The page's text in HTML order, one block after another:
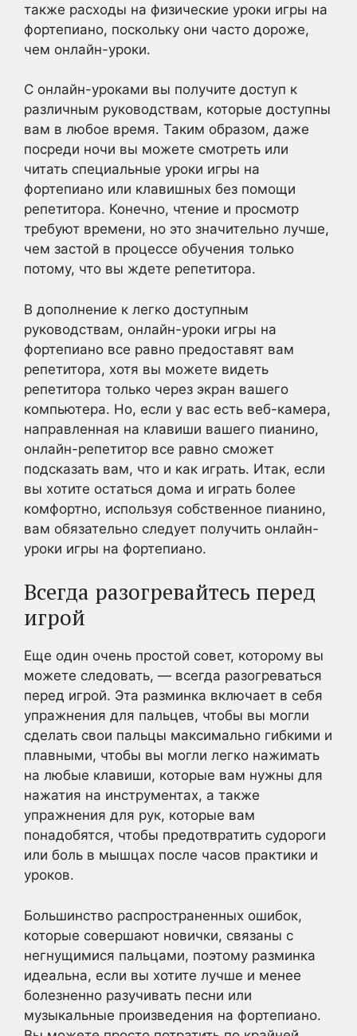
также расходы на физические уроки игры на
фортепиано, поскольку они часто дороже,
чем онлайн-уроки.
С онлайн-уроками вы получите доступ к
различным руководствам, которые доступны
вам в любое время. Таким образом, даже
посреди ночи вы можете смотреть или
читать специальные уроки игры на
фортепиано или клавишных без помощи
репетитора. Конечно, чтение и просмотр
требуют времени, но это значительно лучше,
чем застой в процессе обучения только
потому, что вы ждете репетитора.
В дополнение к легко доступным
руководствам, онлайн-уроки игры на
фортепиано все равно предоставят вам
репетитора, хотя вы можете видеть
репетитора только через экран вашего
компьютера. Но, если у вас есть веб-камера,
направленная на клавиши вашего пианино,
онлайн-репетитор все равно сможет
подсказать вам, что и как играть. Итак, если
вы хотите остаться дома и играть более
комфортно, используя собственное пианино,
вам обязательно следует получить онлайн-
уроки игры на фортепиано.
Всегда разогревайтесь перед
игрой
Еще один очень простой совет, которому вы
можете следовать, — всегда разогреваться
перед игрой. Эта разминка включает в себя
упражнения для пальцев, чтобы вы могли
сделать свои пальцы максимально гибкими и
плавными, чтобы вы могли легко нажимать
на любые клавиши, которые вам нужны для
нажатия на инструментах, а также
упражнения для рук, которые вам
понадобятся, чтобы предотвратить судороги
или боль в мышцах после часов практики и
уроков.
Большинство распространенных ошибок,
которые совершают новички, связаны с
негнущимися пальцами, поэтому разминка
идеальна, если вы хотите лучше и менее
болезненно разучивать песни или
музыкальные произведения на фортепиано.